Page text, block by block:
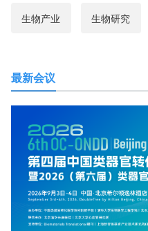
生物产业 生物研究
最新会议